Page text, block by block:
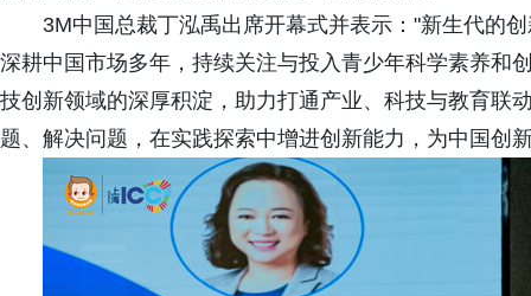
3M中国总裁丁泓禹出席开幕式并表示："新生代的
深耕中国市场多年，持续关注与投入青少年科学素养和
技创新领域的深厚积淀，助力打通产业、科技与教育联
题、解决问题，在实践探索中增进创新能力，为中国创